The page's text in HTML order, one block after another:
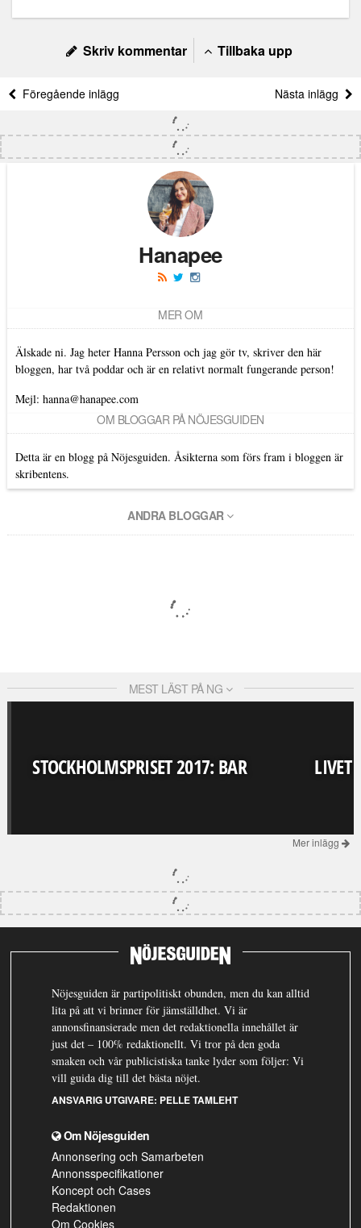
Skriv kommentar Tillbaka upp
Föregående inlägg Nästa inlägg
Hanapee
MER OM
Älskade ni. Jag heter Hanna Persson och jag gör tv, skriver den här
bloggen, har två poddar och är en relativt normalt fungerande person!
Mejl: hanna@hanapee.com
OM BLOGGAR PÅ NÖJESGUIDEN
Detta är en blogg på Nöjesguiden. Åsikterna som förs fram i bloggen är
skribentens.
ANDRA BLOGGAR
MEST LÄST PÅ NG
STOCKHOLMSPRISET 2017: BAR LIVET
Mer inlägg
Nöjesguiden är partipolitiskt obunden, men du kan alltid
lita på att vi brinner för jämställdhet. Vi är
annonsfinansierade men det redaktionella innehållet är
just det – 100% redaktionellt. Vi tror på den goda
smaken och vår publicistiska tanke lyder som följer: Vi
vill guida dig till det bästa nöjet.
ANSVARIG UTGIVARE: PELLE TAMLEHT
Om Nöjesguiden
Annonsering och Samarbeten
Annonsspecifikationer
Koncept och Cases
Redaktionen
Om Cookies